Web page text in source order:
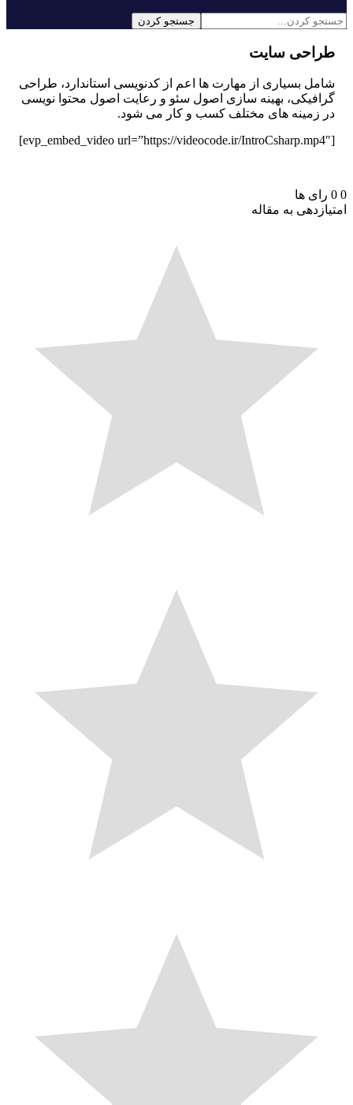
سایت
بسیاری از مهارت ها اعم از کدنویسی استاندارد، طراحی
بهینه سازی اصول سئو و رعایت اصول محتوا نویسی
زمینه های مختلف کسب و کار می شود.
رای ها
به مقاله